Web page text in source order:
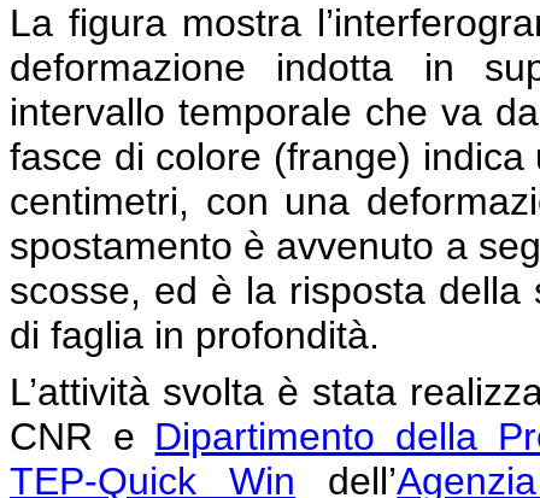
La figura mostra
deformazione indotta in
intervallo temporale che va
fasce di colore (frange)
centimetri, con una
spostamento è avvenuto a
scosse, ed è la risposta della
di faglia in profondità.
L’attività svolta è stata
CNR e Dipartimento della
TEP-Quick Win dell’